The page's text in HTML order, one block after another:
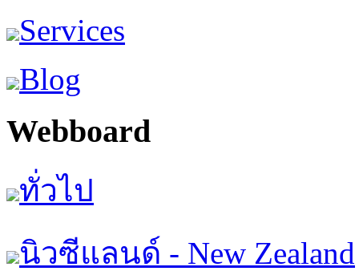
Services
Blog
Webboard
ทั่วไป
นิวซีแลนด์ - New Zealand